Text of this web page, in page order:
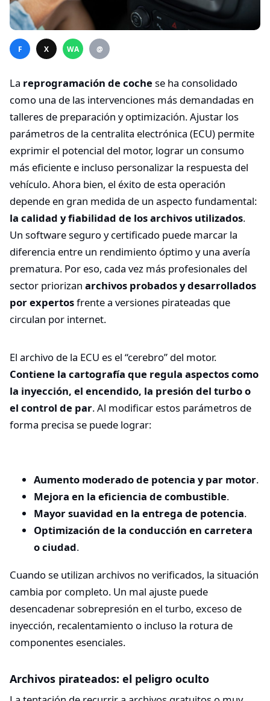
F X WA @
La reprogramación de cochese ha consolidado
como una de las intervenciones más demandadas en
talleres de preparación y optimización. Ajustar los
parámetros de la centralita electrónica (ECU) permite
exprimir el potencial del motor, lograr un consumo
más eficiente e incluso personalizar la respuesta del
vehículo. Ahora bien, el éxito de esta operación
depende en gran medida de un aspecto fundamental:
la calidad y fiabilidad de los archivos utilizados.
Un software seguro y certificado puede marcar la
diferencia entre un rendimiento óptimo y una avería
prematura. Por eso, cada vez más profesionales del
sector priorizan archivos probados y desarrollados
por expertosfrente a versiones pirateadas que
circulan por internet.
El archivo de la ECU es el “cerebro” del motor.
Contiene la cartografía que regula aspectos como
la inyección, el encendido, la presión del turbo o
el control de par. Al modificar estos parámetros de
forma precisa se puede lograr:
Aumento moderado de potencia y par motor.
Mejora en la eficiencia de combustible.
Mayor suavidad en la entrega de potencia.
Optimización de la conducción en carretera
o ciudad.
Cuando se utilizan archivos no verificados, la situación
cambia por completo. Un mal ajuste puede
desencadenar sobrepresión en el turbo, exceso de
inyección, recalentamiento o incluso la rotura de
componentes esenciales.
Archivos pirateados: el peligro oculto